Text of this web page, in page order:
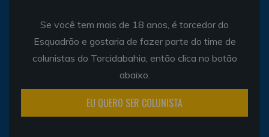
Se você tem mais de 18 anos, é torcedor do
Esquadrão e gostaria de fazer parte do time de
colunistas do Torcidabahia, então clica no botão
abaixo.
EU QUERO SER COLUNISTA